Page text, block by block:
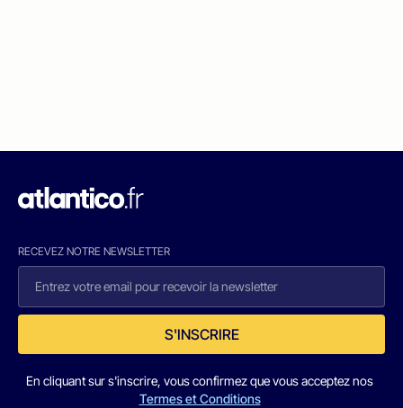
RECEVEZ NOTRE NEWSLETTER
S'INSCRIRE
En cliquant sur s'inscrire, vous confirmez que vous acceptez nos
Termes et Conditions